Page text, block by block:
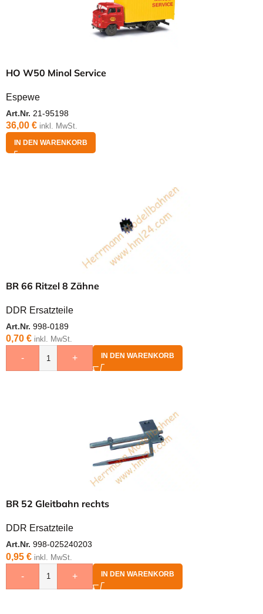
HO W50 Minol Service
Espewe
Art.Nr. 21-95198
36,00 € inkl. MwSt.
IN DEN WARENKORB
BR 66 Ritzel 8 Zähne
DDR Ersatzteile
Art.Nr. 998-0189
0,70 € inkl. MwSt.
- + IN DEN WARENKORB
BR 52 Gleitbahn rechts
DDR Ersatzteile
Art.Nr. 998-025240203
0,95 € inkl. MwSt.
- + IN DEN WARENKORB